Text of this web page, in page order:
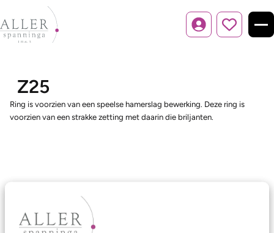
Inloggen
Z25
Ring is voorzien van een speelse hamerslag bewerking. Deze ring is
voorzien van een strakke zetting met daarin die briljanten.
Ons aanbod